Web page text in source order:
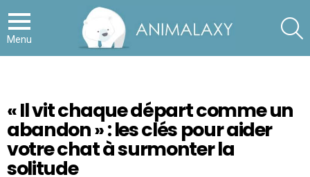
Menu
« Il vit chaque départ comme un
abandon » : les clés pour aider
votre chat à surmonter la
solitude